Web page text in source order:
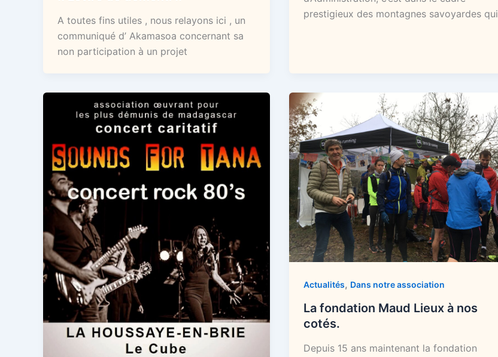
A toutes fins utiles , nous relayons ici , un
communiqué d’ Akamasoa concernant sa
non participation à un projet
prestigieux des montagnes savoyardes qui
Actualités, Dans notre association
La fondation Maud Lieux à nos
cotés.
Depuis 15 ans maintenant la fondation